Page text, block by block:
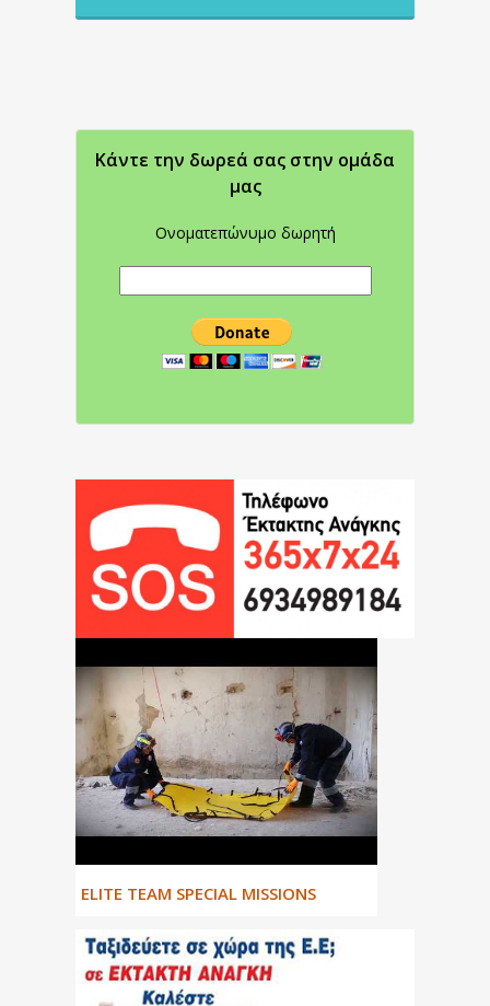
Κάντε την δωρεά σας στην oμάδα
μας
Ονοματεπώνυμο δωρητή
ΕLITE TEAM SPECIAL MISSIONS